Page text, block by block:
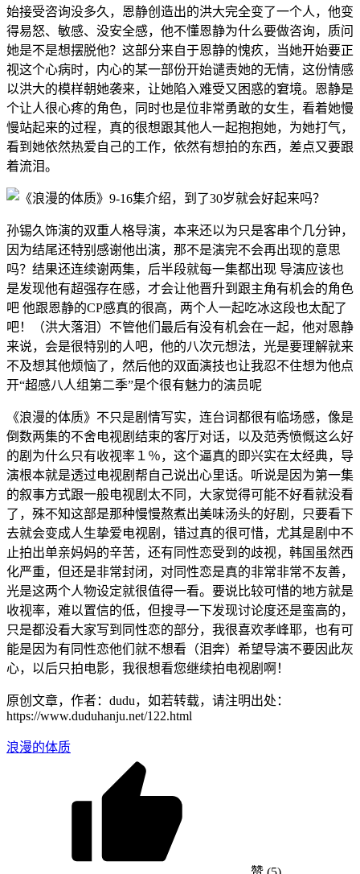
始接受咨询没多久，恩静创造出的洪大完全变了一个人，他变
得易怒、敏感、没安全感，他不懂恩静为什么要做咨询，质问
她是不是想摆脱他？这部分来自于恩静的愧疚，当她开始要正
视这个心病时，内心的某一部份开始谴责她的无情，这份情感
以洪大的模样朝她袭来，让她陷入难受又困惑的窘境。恩静是
个让人很心疼的角色，同时也是位非常勇敢的女生，看着她慢
慢站起来的过程，真的很想跟其他人一起抱抱她，为她打气，
看到她依然热爱自己的工作，依然有想拍的东西，差点又要跟
着流泪。
孙锡久饰演的双重人格导演，本来还以为只是客串个几分钟，
因为结尾还特别感谢他出演，那不是演完不会再出现的意思
吗？结果还连续谢两集，后半段就每一集都出现 导演应该也
是发现他有超强存在感，才会让他晋升到跟主角有机会的角色
吧 他跟恩静的CP感真的很高，两个人一起吃冰这段也太配了
吧！（洪大落泪）不管他们最后有没有机会在一起，他对恩静
来说，会是很特别的人吧，他的八次元想法，光是要理解就来
不及想其他烦恼了，然后他的双面演技也让我忍不住想为他点
开“超感八人组第二季”是个很有魅力的演员呢
《浪漫的体质》不只是剧情写实，连台词都很有临场感，像是
倒数两集的不舍电视剧结束的客厅对话，以及范秀愤慨这么好
的剧为什么只有收视率１％，这个逼真的即兴实在太经典，导
演根本就是透过电视剧帮自己说出心里话。听说是因为第一集
的叙事方式跟一般电视剧太不同，大家觉得可能不好看就没看
了，殊不知这部是那种慢慢熬煮出美味汤头的好剧，只要看下
去就会变成人生挚爱电视剧，错过真的很可惜，尤其是剧中不
止拍出单亲妈妈的辛苦，还有同性恋受到的歧视，韩国虽然西
化严重，但还是非常封闭，对同性恋是真的非常非常不友善，
光是这两个人物设定就很值得一看。要说比较可惜的地方就是
收视率，难以置信的低，但搜寻一下发现讨论度还是蛮高的，
只是都没看大家写到同性恋的部分，我很喜欢孝峰耶，也有可
能是因为有同性恋他们就不想看（泪奔）希望导演不要因此灰
心，以后只拍电影，我很想看您继续拍电视剧啊！
原创文章，作者：dudu，如若转载，请注明出处：
https://www.duduhanju.net/122.html
浪漫的体质